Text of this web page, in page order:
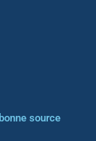
source